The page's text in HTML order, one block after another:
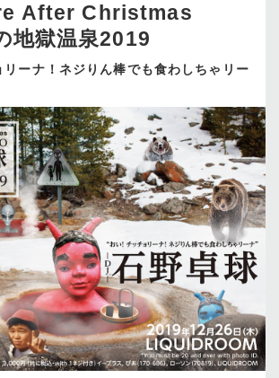
18 19 20 21
25 26 27
After Christmas
地獄温泉2019
ーナ！ネジりん棒でも食わしちゃリー